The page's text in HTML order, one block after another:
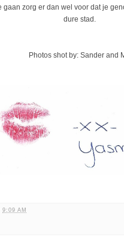
gaan zorg er dan wel voor dat je
dure stad.
Photos shot by: Sander and
9:09 AM